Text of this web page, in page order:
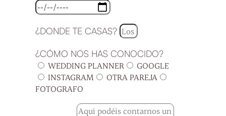
¿DONDE TE CASAS?
¿CÓMO NOS HAS CONOCIDO?
WEDDING PLANNER
GOOGLE
INSTAGRAM
OTRA PAREJA
FOTOGRAFO